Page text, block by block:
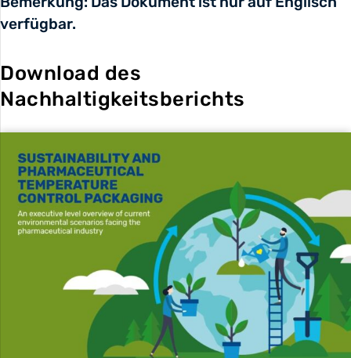
verfügbar.
Download des
Nachhaltigkeitsberichts